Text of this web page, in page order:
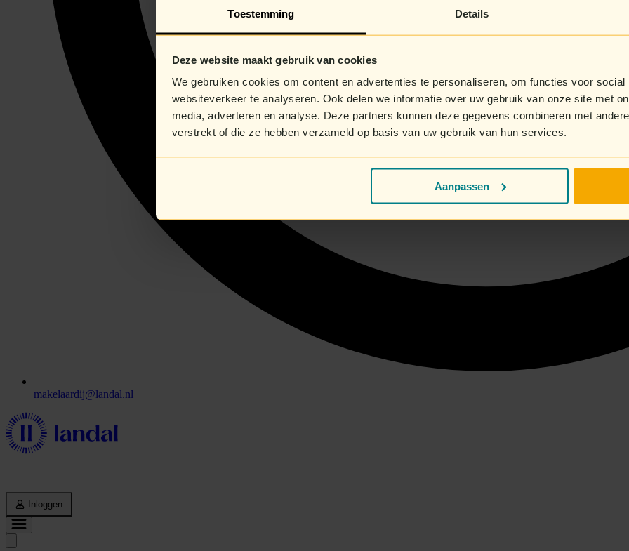
Toestemming Details
Deze website maakt gebruik van cookies
We gebruiken cookies om content en advertenties te personaliseren, om functies voor
websiteverkeer te analyseren. Ook delen we informatie over uw gebruik van onze site met
media, adverteren en analyse. Deze partners kunnen deze gegevens combineren met
verstrekt of die ze hebben verzameld op basis van uw gebruik van hun services.
Aanpassen
makelaardij@landal.nl
Inloggen